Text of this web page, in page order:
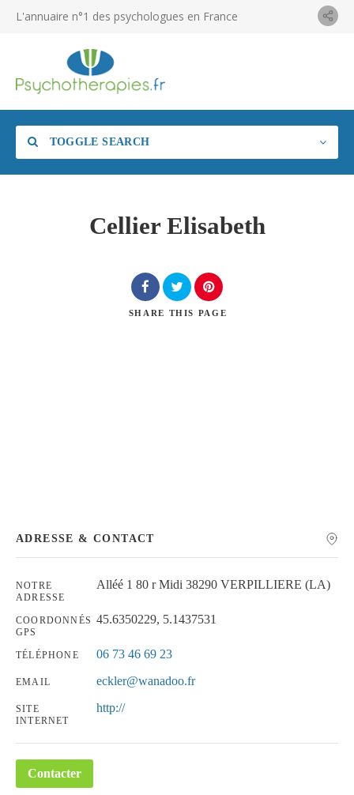
L'annuaire n°1 des psychologues en France
TOGGLE SEARCH
Cellier Elisabeth
SHARE THIS PAGE
ADRESSE & CONTACT
NOTRE
ADRESSE
Alléé 1 80 r Midi 38290 VERPILLIERE (LA)
COORDONNÉS
GPS
45.6350229, 5.1437531
TÉLÉPHONE 06 73 46 69 23
EMAIL eckler@wanadoo.fr
SITE
INTERNET
http://
Contacter